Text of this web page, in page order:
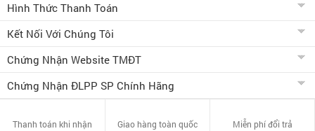
Hình Thức Thanh Toán
Kết Nối Với Chúng Tôi
Chứng Nhận Website TMĐT
Chứng Nhận ĐLPP SP Chính Hãng
Thanh toán khi nhận
Giao hàng toàn quốc Miễn phí đổi trả